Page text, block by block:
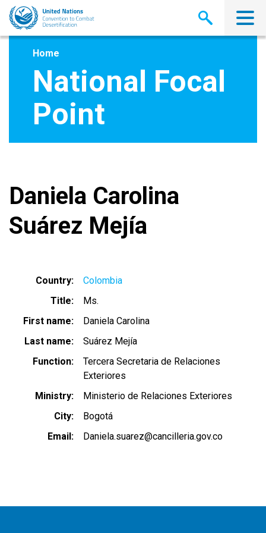
Skip
main
Home
National Focal
Point
Daniela Carolina
Suárez Mejía
Country
Colombia
Title
Ms.
First name
Daniela Carolina
Last name
Suárez Mejía
Function
Tercera Secretaria de Relaciones
Exteriores
Ministry
Ministerio de Relaciones Exteriores
City
Bogotá
Email
Daniela.suarez@cancilleria.gov.co